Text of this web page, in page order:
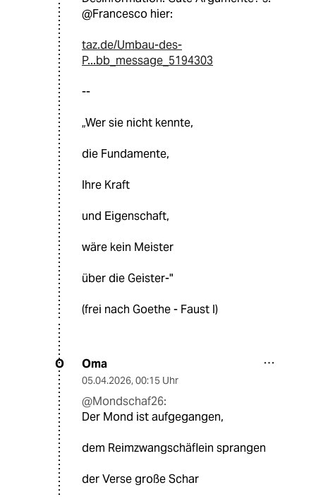
@Francesco hier:
taz.de/Umbau-des-
P...bb_message_5194303
--
„Wer sie nicht kennte,
die Fundamente,
Ihre Kraft
und Eigenschaft,
wäre kein Meister
über die Geister-"
(frei nach Goethe - Faust I)
O Oma
05.04.2026, 00:15 Uhr
@Mondschaf26:
Der Mond ist aufgegangen,
dem Reimzwangschäflein sprangen
der Verse große Schar